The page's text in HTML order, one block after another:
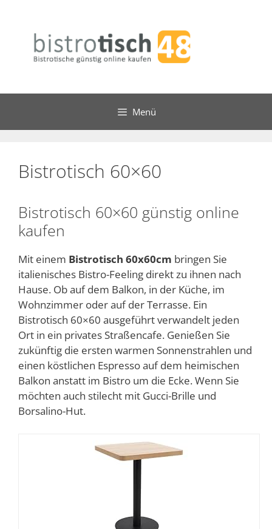
springen
Menü
Bistrotisch 60×60
Bistrotisch 60×60 günstig online
kaufen
Mit einem Bistrotisch 60x60cm bringen Sie
italienisches Bistro-Feeling direkt zu ihnen nach
Hause. Ob auf dem Balkon, in der Küche, im
Wohnzimmer oder auf der Terrasse. Ein
Bistrotisch 60×60 ausgeführt verwandelt jeden
Ort in ein privates Straßencafe. Genießen Sie
zukünftig die ersten warmen Sonnenstrahlen und
einen köstlichen Espresso auf dem heimischen
Balkon anstatt im Bistro um die Ecke. Wenn Sie
möchten auch stilecht mit Gucci-Brille und
Borsalino-Hut.